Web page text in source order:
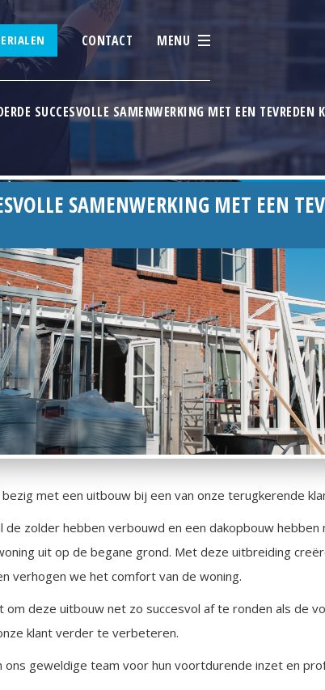
CONTACT MENU
SUCCESVOLLE SAMENWERKING MET EEN TEVREDEN
SAMENWERKING MET EEN
met een uitbouw bij een van onze terugkerende
de zolder hebben verbouwd en een dakopbouw hebben
uit op de begane grond. Met deze uitbreiding
verhogen we het comfort van de woning.
om deze uitbouw net zo succesvol af te ronden als de
klant verder te verbeteren.
ons geweldige team voor hun voortdurende inzet en